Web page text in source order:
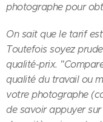
photographe pour
On sait que le tarif
Toutefois soyez
qualité-prix.
qualité du travail ou
votre photographe
de savoir appuyer